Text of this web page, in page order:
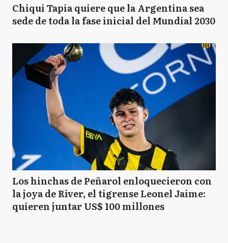
Chiqui Tapia quiere que la Argentina sea
sede de toda la fase inicial del Mundial 2030
Los hinchas de Peñarol enloquecieron con
la joya de River, el tigrense Leonel Jaime:
quieren juntar US$ 100 millones